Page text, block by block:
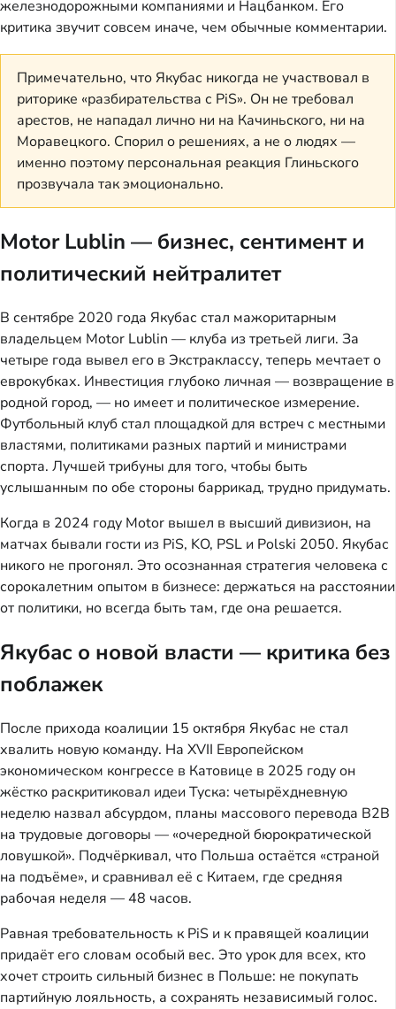
железнодорожными компаниями и Нацбанком. Его
критика звучит совсем иначе, чем обычные комментарии.
Примечательно, что Якубас никогда не участвовал в
риторике «разбирательства с PiS». Он не требовал
арестов, не нападал лично ни на Качиньского, ни на
Моравецкого. Спорил о решениях, а не о людях —
именно поэтому персональная реакция Глиньского
прозвучала так эмоционально.
Motor Lublin — бизнес, сентимент и
политический нейтралитет
В сентябре 2020 года Якубас стал мажоритарным
владельцем Motor Lublin — клуба из третьей лиги. За
четыре года вывел его в Экстраклассу, теперь мечтает о
еврокубках. Инвестиция глубоко личная — возвращение в
родной город, — но имеет и политическое измерение.
Футбольный клуб стал площадкой для встреч с местными
властями, политиками разных партий и министрами
спорта. Лучшей трибуны для того, чтобы быть
услышанным по обе стороны баррикад, трудно придумать.
Когда в 2024 году Motor вышел в высший дивизион, на
матчах бывали гости из PiS, KO, PSL и Polski 2050. Якубас
никого не прогонял. Это осознанная стратегия человека с
сорокалетним опытом в бизнесе: держаться на расстоянии
от политики, но всегда быть там, где она решается.
Якубас о новой власти — критика без
поблажек
После прихода коалиции 15 октября Якубас не стал
хвалить новую команду. На XVII Европейском
экономическом конгрессе в Катовице в 2025 году он
жёстко раскритиковал идеи Туска: четырёхдневную
неделю назвал абсурдом, планы массового перевода B2B
на трудовые договоры — «очередной бюрократической
ловушкой». Подчёркивал, что Польша остаётся «страной
на подъёме», и сравнивал её с Китаем, где средняя
рабочая неделя — 48 часов.
Равная требовательность к PiS и к правящей коалиции
придаёт его словам особый вес. Это урок для всех, кто
хочет строить сильный бизнес в Польше: не покупать
партийную лояльность, а сохранять независимый голос.